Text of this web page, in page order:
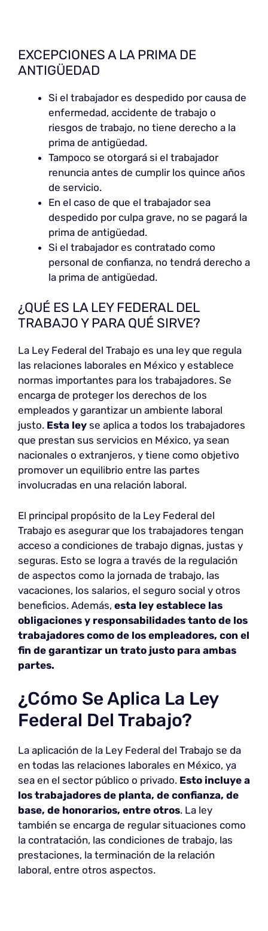
EXCEPCIONES A LA PRIMA DE
ANTIGÜEDAD
Si el trabajador es despedido por causa de
enfermedad, accidente de trabajo o
riesgos de trabajo, no tiene derecho a la
prima de antigüedad.
Tampoco se otorgará si el trabajador
renuncia antes de cumplir los quince años
de servicio.
En el caso de que el trabajador sea
despedido por culpa grave, no se pagará la
prima de antigüedad.
Si el trabajador es contratado como
personal de confianza, no tendrá derecho a
la prima de antigüedad.
¿QUÉ ES LA LEY FEDERAL DEL
TRABAJO Y PARA QUÉ SIRVE?
La Ley Federal del Trabajo es una ley que regula
las relaciones laborales en México y establece
normas importantes para los trabajadores. Se
encarga de proteger los derechos de los
empleados y garantizar un ambiente laboral
justo. Esta ley se aplica a todos los trabajadores
que prestan sus servicios en México, ya sean
nacionales o extranjeros, y tiene como objetivo
promover un equilibrio entre las partes
involucradas en una relación laboral.
El principal propósito de la Ley Federal del
Trabajo es asegurar que los trabajadores tengan
acceso a condiciones de trabajo dignas, justas y
seguras. Esto se logra a través de la regulación
de aspectos como la jornada de trabajo, las
vacaciones, los salarios, el seguro social y otros
beneficios. Además, esta ley establece las
obligaciones y responsabilidades tanto de los
trabajadores como de los empleadores, con el
fin de garantizar un trato justo para ambas
partes.
¿Cómo Se Aplica La Ley
Federal Del Trabajo?
La aplicación de la Ley Federal del Trabajo se da
en todas las relaciones laborales en México, ya
sea en el sector público o privado. Esto incluye a
los trabajadores de planta, de confianza, de
base, de honorarios, entre otros. La ley
también se encarga de regular situaciones como
la contratación, las condiciones de trabajo, las
prestaciones, la terminación de la relación
laboral, entre otros aspectos.